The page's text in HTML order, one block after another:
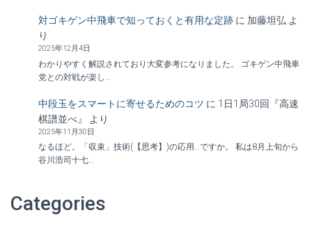
対ゴキゲン中飛車で知っておくと有用な定跡 に 加藤坦弘 よ
り
2025年12月4日
わかりやすく解説されており大変参考になりました。 ゴキゲン中飛車
党との対戦が楽し…
中段玉をスマートに寄せるためのコツ に 1日1局30回『高速
棋譜並べ』
より
2025年11月30日
なるほど。「収束」技術(【思考】)の応用…ですか。 私は8月上旬から
谷川浩司十七…
Categories